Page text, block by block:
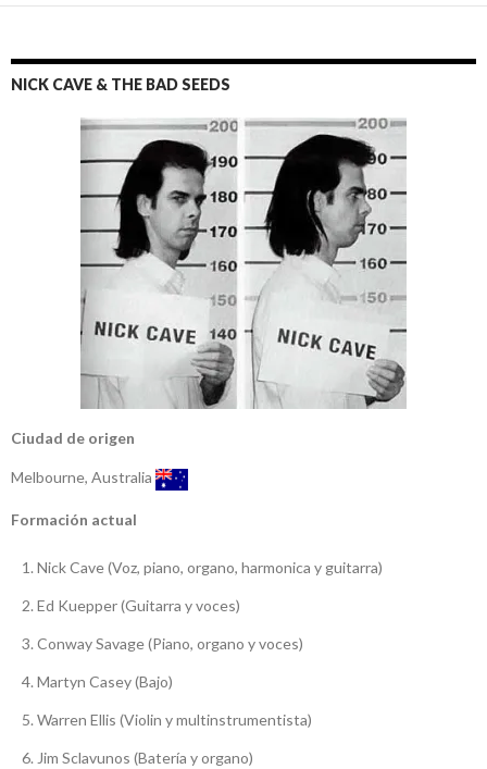
NICK CAVE & THE BAD SEEDS
Ciudad de origen
Melbourne, Australia
Formación actual
Nick Cave (Voz, piano, organo, harmonica y guitarra)
Ed Kuepper (Guitarra y voces)
Conway Savage (Piano, organo y voces)
Martyn Casey (Bajo)
Warren Ellis (Violin y multinstrumentista)
Jim Sclavunos (Batería y organo)